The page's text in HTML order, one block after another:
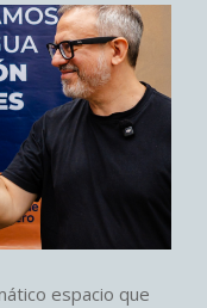
espacio que